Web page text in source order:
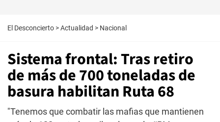
El Desconcierto >Actualidad > Nacional
Sistema frontal: Tras retiro
de más de 700 toneladas de
basura habilitan Ruta 68
"Tenemos que combatir las mafias que mantienen